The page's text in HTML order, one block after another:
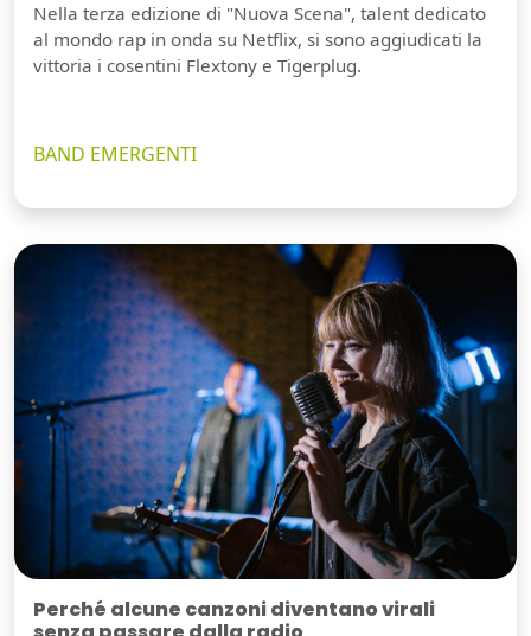
Nella terza edizione di "Nuova Scena", talent dedicato
al mondo rap in onda su Netflix, si sono aggiudicati la
vittoria i cosentini Flextony e Tigerplug.
BAND EMERGENTI
Perché alcune canzoni diventano virali